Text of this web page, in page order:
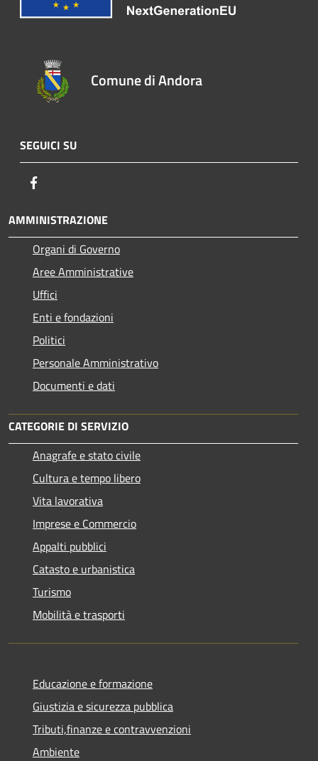
Comune di Andora
SEGUICI SU
AMMINISTRAZIONE
Organi di Governo
Aree Amministrative
Uffici
Enti e fondazioni
Politici
Personale Amministrativo
Documenti e dati
CATEGORIE DI SERVIZIO
Anagrafe e stato civile
Cultura e tempo libero
Vita lavorativa
Imprese e Commercio
Appalti pubblici
Catasto e urbanistica
Turismo
Mobilità e trasporti
Educazione e formazione
Giustizia e sicurezza pubblica
Tributi,finanze e contravvenzioni
Ambiente